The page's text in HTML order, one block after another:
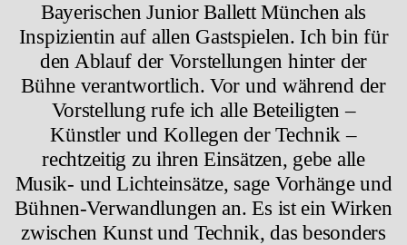
Bayerischen Junior Ballett München als
Inspizientin auf allen Gastspielen. Ich bin für
den Ablauf der Vorstellungen hinter der
Bühne verantwortlich. Vor und während der
Vorstellung rufe ich alle Beteiligten –
Künstler und Kollegen der Technik –
rechtzeitig zu ihren Einsätzen, gebe alle
Musik- und Lichteinsätze, sage Vorhänge und
Bühnen-Verwandlungen an. Es ist ein Wirken
zwischen Kunst und Technik, das besonders